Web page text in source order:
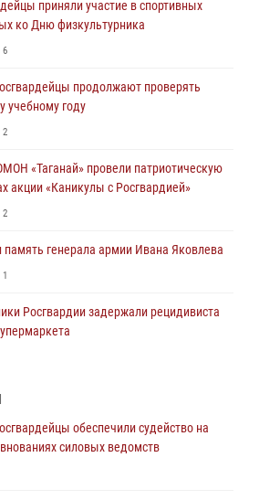
приняли участие в спортивных
ко Дню физкультурника
6
продолжают проверять
учебному году
2
«Таганай» провели патриотическую
акции «Каникулы с Росгвардией»
2
память генерала армии Ивана Яковлева
1
Росгвардии задержали рецидивиста
провел военно-полевые
магазинных воров в Челябинске
обеспечили судейство на
силовых ведомств